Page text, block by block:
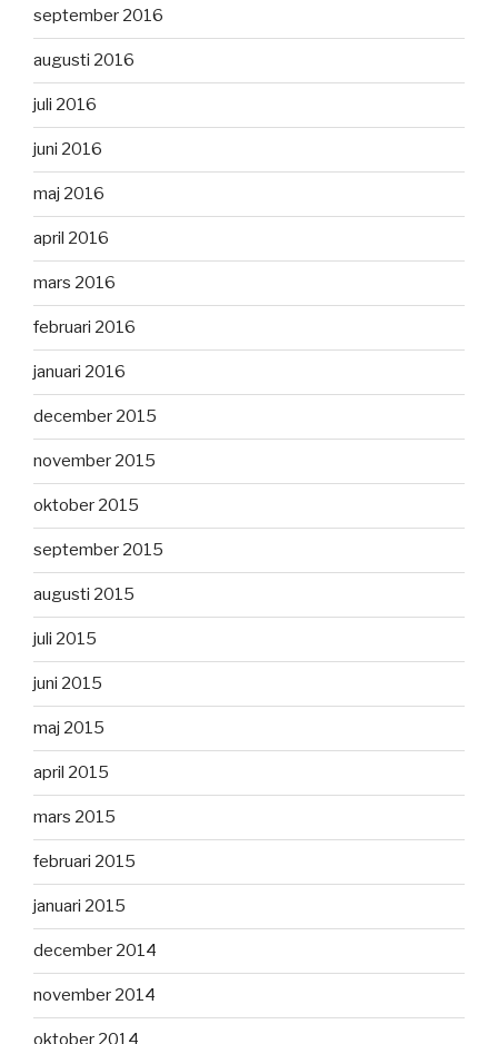
september 2016
augusti 2016
juli 2016
juni 2016
maj 2016
april 2016
mars 2016
februari 2016
januari 2016
december 2015
november 2015
oktober 2015
september 2015
augusti 2015
juli 2015
juni 2015
maj 2015
april 2015
mars 2015
februari 2015
januari 2015
december 2014
november 2014